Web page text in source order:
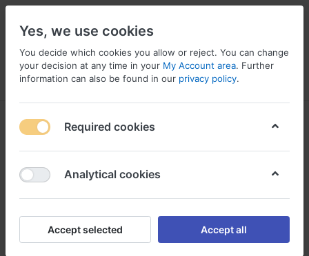
Menu Log in Compare Wishlist
elavil sans ordonnance acheter
elavil
Reply
Yes, we use cookies
You decide which cookies you allow or reject. You can change
your decision at any time in your My Account area. Further
information can also be found in our privacy policy.
Required cookies
Analytical cookies
Accept selected Accept all